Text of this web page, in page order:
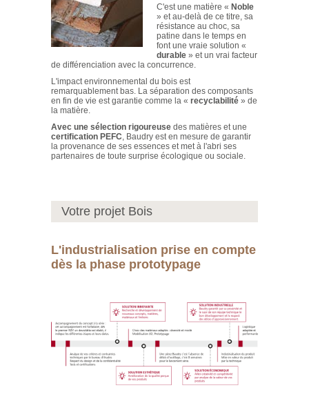
C'est une matière « Noble
» et au-delà de ce titre, sa
résistance au choc, sa
patine dans le temps en
font une vraie solution «
durable » et un vrai facteur
de différenciation avec la concurrence.
L'impact environnemental du bois est
remarquablement bas. La séparation des composants
en fin de vie est garantie comme la « recyclabilité » de
la matière.
Avec une sélection rigoureuse des matières et une
certification PEFC, Baudry est en mesure de garantir
la provenance de ses essences et met à l'abri ses
partenaires de toute surprise écologique ou sociale.
Votre projet Bois
L'industrialisation prise en compte
dès la phase prototypage